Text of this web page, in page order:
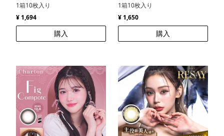
1箱10枚入り
¥ 1,694
購入
1箱10枚入り
¥ 1,650
購入